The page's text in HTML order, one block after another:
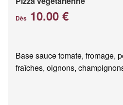
Dès 10.00 €
Base sauce tomate, fromage,
fraîches, oignons,